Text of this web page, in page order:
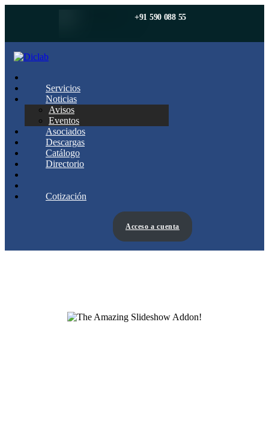
+91 590 088 55
Servicios
Noticias
Avisos
Eventos
Asociados
Descargas
Catálogo
Directorio
Cotización
Acceso a cuenta